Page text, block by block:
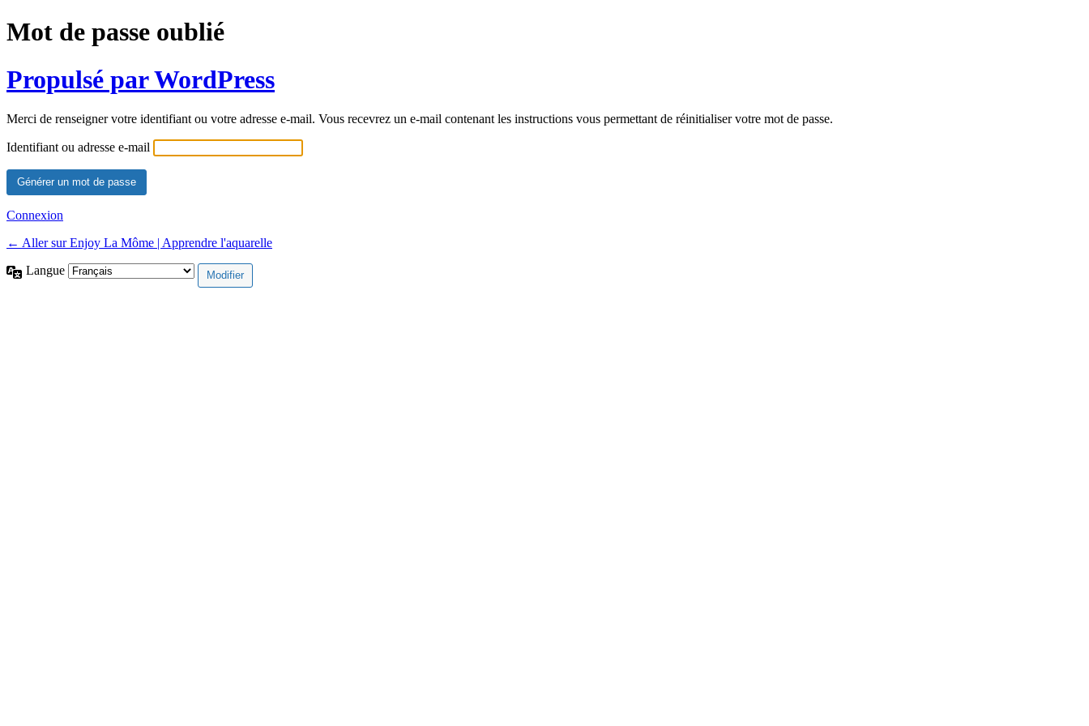
Mot de passe oublié
Propulsé par WordPress
Merci de renseigner votre identifiant ou votre adresse e-mail. Vous recevrez un e-mail contenant les instructions vous permettant de réinitialiser votre mot de passe.
Identifiant ou adresse e-mail
Connexion
← Aller sur Enjoy La Môme | Apprendre l'aquarelle
Langue